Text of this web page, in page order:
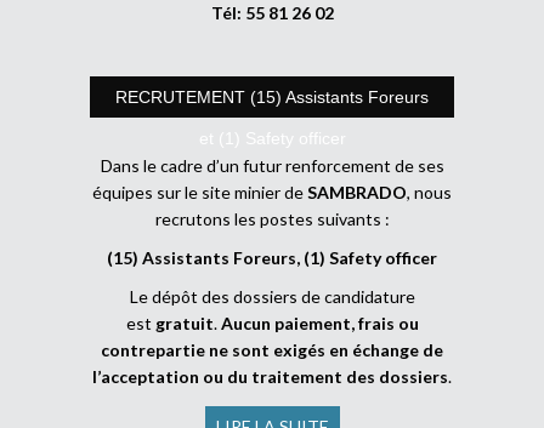
Tél: 55 81 26 02
RECRUTEMENT (15) Assistants Foreurs
et (1) Safety officer
Dans le cadre d’un futur renforcement de ses
équipes sur le site minier deSAMBRADO, nous
recrutons les postes suivants :
(15) Assistants Foreurs, (1) Safety officer
Le dépôt des dossiers de candidature
est gratuit.Aucun paiement, frais ou
contrepartie ne sont exigés en échange de
l’acceptation ou du traitement des dossiers.